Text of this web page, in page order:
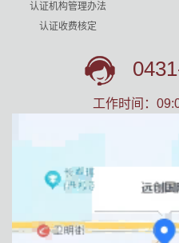
认证机构管理办法
认证收费核定
工作时间：